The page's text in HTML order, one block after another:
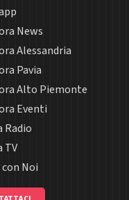
News
Alessandria
Pavia
Alto Piemonte
Eventi
Radio
TV
Noi